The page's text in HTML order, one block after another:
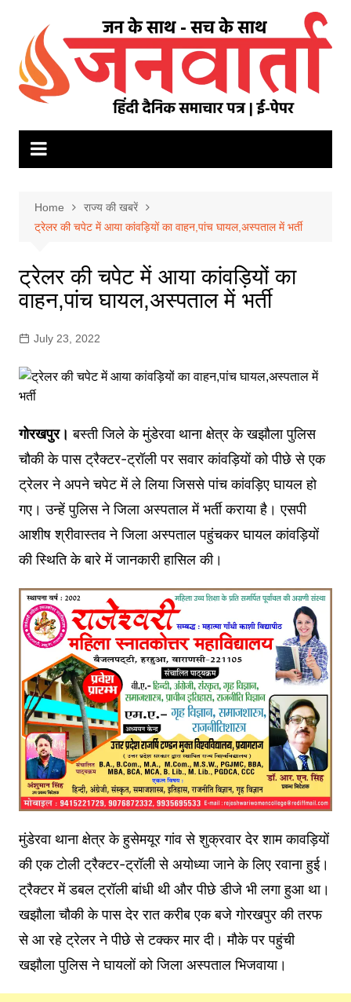
content
Home
राज्य की खबरें
ट्रेलर की चपेट में आया कांवड़ियों का वाहन,पांच घायल,अस्पताल में भर्ती
ट्रेलर की चपेट में आया कांवड़ियों का
वाहन,पांच घायल,अस्पताल में भर्ती
July 23, 2022
गोरखपुर। बस्ती जिले के मुंडेरवा थाना क्षेत्र के खझौला पुलिस
चौकी के पास ट्रैक्टर-ट्रॉली पर सवार कांवड़ियों को पीछे से एक
ट्रेलर ने अपने चपेट में ले लिया जिससे पांच कांवड़िए घायल हो
गए। उन्हें पुलिस ने जिला अस्पताल में भर्ती कराया है। एसपी
आशीष श्रीवास्तव ने जिला अस्पताल पहुंचकर घायल कांवड़ियों
की स्थिति के बारे में जानकारी हासिल की।
मुंडेरवा थाना क्षेत्र के हुसेमयूर गांव से शुक्रवार देर शाम कावड़ियों
की एक टोली ट्रैक्टर-ट्रॉली से अयोध्या जाने के लिए रवाना हुई।
ट्रैक्टर में डबल ट्रॉली बांधी थी और पीछे डीजे भी लगा हुआ था।
खझौला चौकी के पास देर रात करीब एक बजे गोरखपुर की तरफ
से आ रहे ट्रेलर ने पीछे से टक्कर मार दी। मौके पर पहुंची
खझौला पुलिस ने घायलों को जिला अस्पताल भिजवाया।